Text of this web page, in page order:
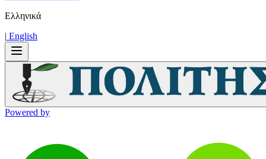
Ελληνικά
| Εnglish
Powered by